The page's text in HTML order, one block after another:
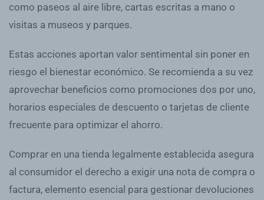
como paseos al aire libre, cartas escritas a mano o
visitas a museos y parques.
Estas acciones aportan valor sentimental sin poner en
riesgo el bienestar económico. Se recomienda a su vez
aprovechar beneficios como promociones dos por uno,
horarios especiales de descuento o tarjetas de cliente
frecuente para optimizar el ahorro.
Comprar en una tienda legalmente establecida asegura
al consumidor el derecho a exigir una nota de compra o
factura, elemento esencial para gestionar devoluciones